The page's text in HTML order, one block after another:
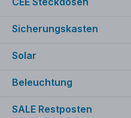
Sicherungskasten
Solar
Beleuchtung
SALE Restposten